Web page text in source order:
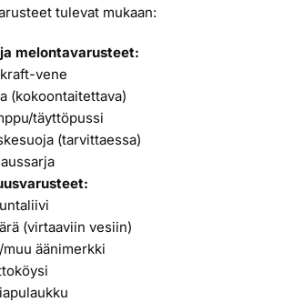
tulevat mukaan:
melontavarusteet:
vene
(kokoontaitettava)
täyttöpussi
(tarvittaessa)
(virtaaviin vesiin)
äänimerkki